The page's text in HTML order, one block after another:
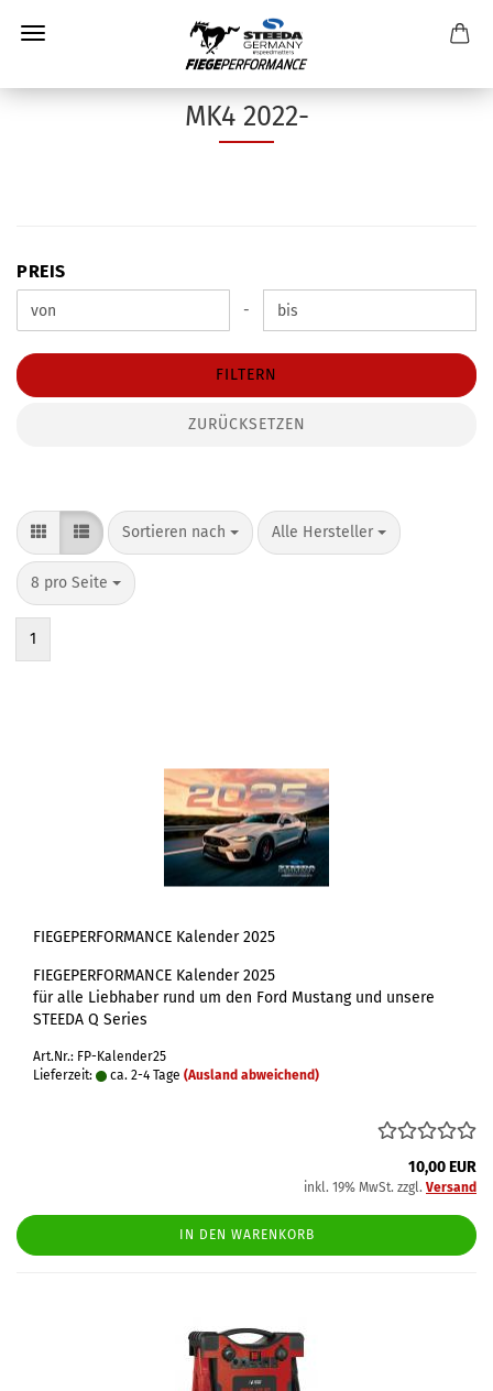
MK4 2022-
PREIS
PREIS
Preis bis -
FILTERN
ZURÜCKSETZEN
Sortieren nach
Sortieren nach Alle Hersteller
pro Seite
8 pro Seite
pro Seite
1
FIEGEPERFORMANCE Kalender 2025
FIEGEPERFORMANCE Kalender 2025
für alle Liebhaber rund um den Ford Mustang und unsere
STEEDA Q Series
Art.Nr.: FP-Kalender25
Lieferzeit:
ca. 2-4 Tage (Ausland abweichend)
10,00 EUR
inkl. 19% MwSt. zzgl. Versand
IN DEN WARENKORB